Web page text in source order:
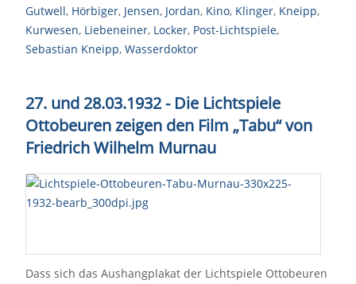
Gutwell, Hörbiger, Jensen, Jordan, Kino, Klinger, Kneipp,
Kurwesen, Liebeneiner, Locker, Post-Lichtspiele,
Sebastian Kneipp, Wasserdoktor
27. und 28.03.1932 - Die Lichtspiele
Ottobeuren zeigen den Film „Tabu“von
Friedrich Wilhelm Murnau
Dass sich das Aushangplakat der Lichtspiele Ottobeuren